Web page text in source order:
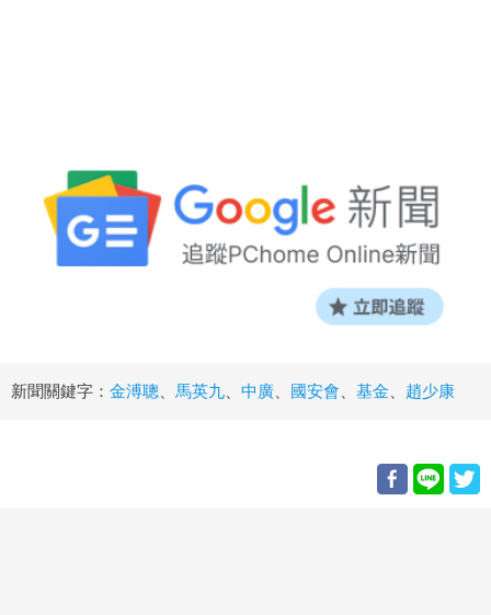
新聞關鍵字： 金溥聰 馬英九 中廣 國安會 基金 趙少康